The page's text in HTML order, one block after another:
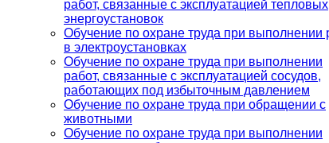
работ, связанные с эксплуатацией тепловых
энергоустановок
Обучение по охране труда при выполнении
в электроустановках
Обучение по охране труда при выполнении
работ, связанные с эксплуатацией сосудов,
работающих под избыточным давлением
Обучение по охране труда при обращении с
животными
Обучение по охране труда при выполнении